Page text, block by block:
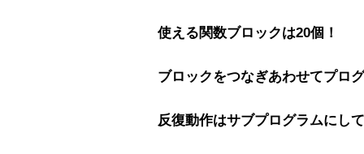
使える関数ブロックは20個！
ブロックをつなぎあわせてプロ
反復動作はサブプログラムにし